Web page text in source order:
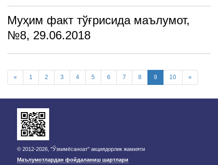
Муҳим факт тўғрисида маълумот,
№8, 29.06.2018
« 1 2 3 4 5 6 7 8 9 10 »
© 2012-2026, "Ўзкимёсаноат" акциядорлик жамияти
Маълумотлардан фойдаланиш шартлари